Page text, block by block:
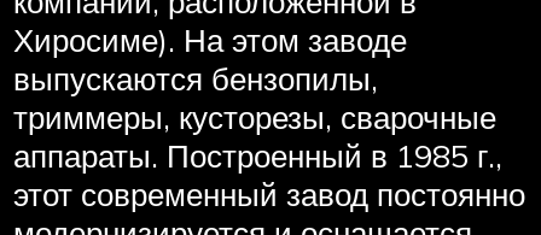
Хиросиме). На этом заводе
выпускаются бензопилы,
триммеры, кусторезы, сварочные
аппараты. Построенный в 1985 г.,
этот современный завод постоянно